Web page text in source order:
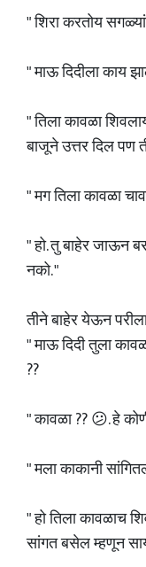
" शिरा करतोय
" माऊ दिदीला काय
" तिला कावळा
बाजूने उत्तर दिल पण
" मग तिला कावळा
" हो. तु बाहेर जाऊन
नको. "
तीने बाहेर येऊन
" माऊ दिदी तुला
??
" कावळा ?? 😕. हे
" मला काकानी
" हो तिला कावळाच
सांगत बसेल म्हणून